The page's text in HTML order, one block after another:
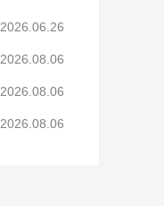
2026.06.26
2026.08.06
2026.08.06
2026.08.06